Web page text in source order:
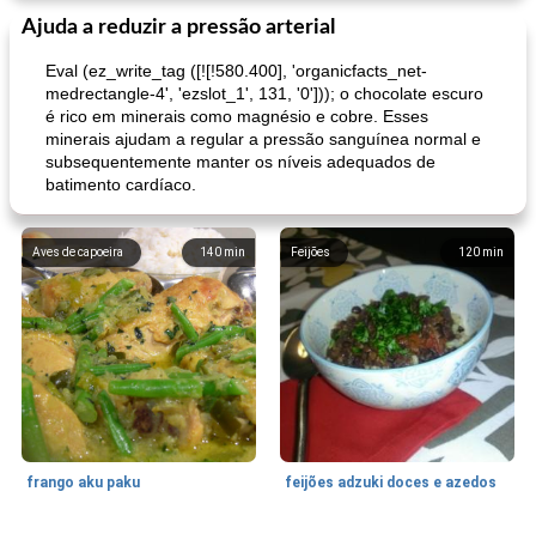
Ajuda a reduzir a pressão arterial
Eval (ez_write_tag ([![!580.400], 'organicfacts_net-
medrectangle-4', 'ezslot_1', 131, '0'])); o chocolate escuro
é rico em minerais como magnésio e cobre. Esses
minerais ajudam a regular a pressão sanguínea normal e
subsequentemente manter os níveis adequados de
batimento cardíaco.
140 min
Aves de capoeira
frango aku paku
120 min
Feijões
feijões adzuki doces e azedos